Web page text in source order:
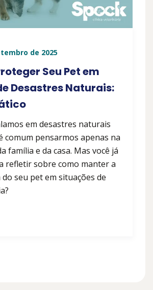
de 2025
Seu Pet em
Desastres Naturais:
em desastres naturais
comum pensarmos apenas na
família e da casa. Mas você já
refletir sobre como manter a
seu pet em situações de